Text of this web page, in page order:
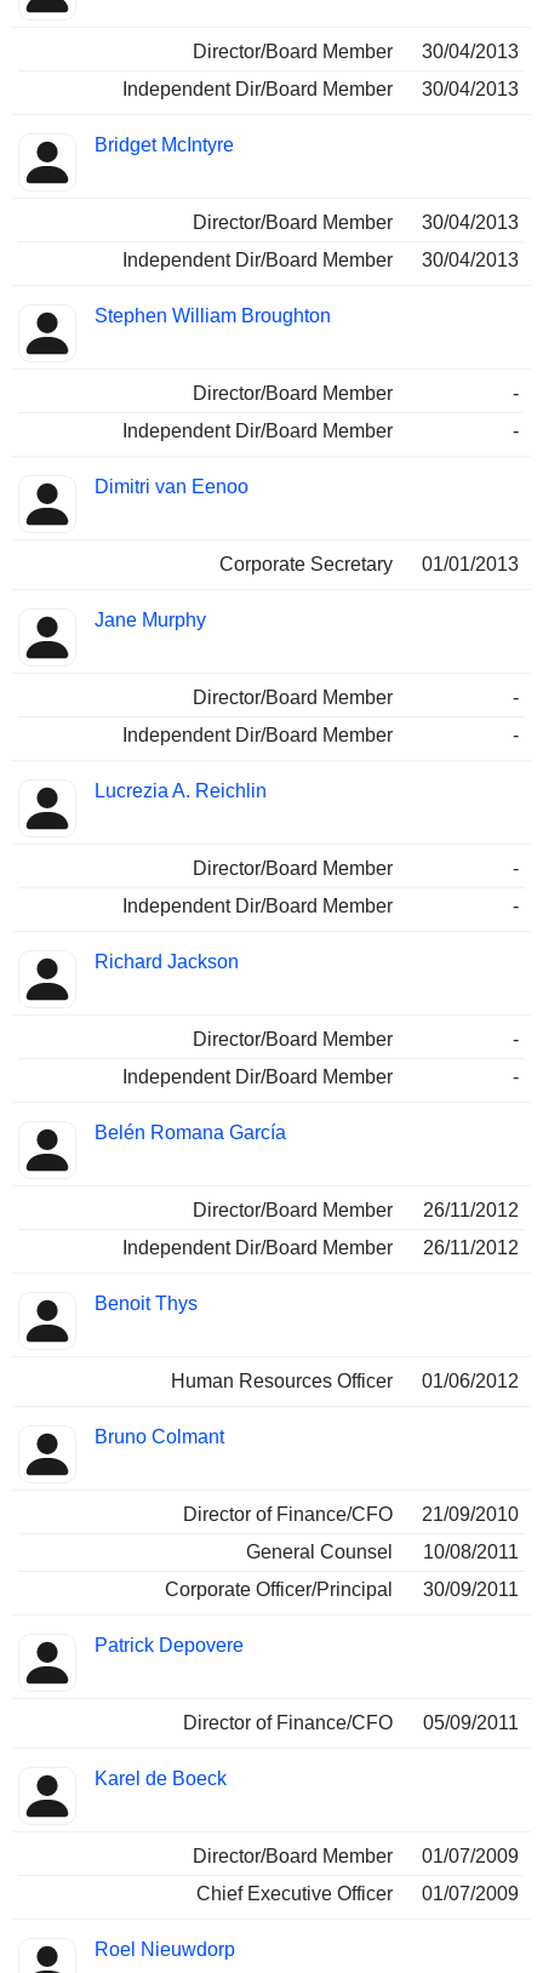
Director/Board Member
30/04/2013
Independent Dir/Board Member
30/04/2013
Bridget McIntyre
Director/Board Member
30/04/2013
Independent Dir/Board Member
30/04/2013
Stephen William Broughton
Director/Board Member
-
Independent Dir/Board Member
-
Dimitri van Eenoo
Corporate Secretary 01/01/2013
Jane Murphy
Director/Board Member
-
Independent Dir/Board Member
-
Lucrezia A. Reichlin
Director/Board Member
-
Independent Dir/Board Member
-
Richard Jackson
Director/Board Member
-
Independent Dir/Board Member
-
Belén Romana García
Director/Board Member
26/11/2012
Independent Dir/Board Member
26/11/2012
Benoit Thys
Human Resources Officer 01/06/2012
Bruno Colmant
Director of Finance/CFO
21/09/2010
General Counsel
10/08/2011
Corporate Officer/Principal
30/09/2011
Patrick Depovere
Director of Finance/CFO 05/09/2011
Karel de Boeck
Director/Board Member
01/07/2009
Chief Executive Officer
01/07/2009
Roel Nieuwdorp